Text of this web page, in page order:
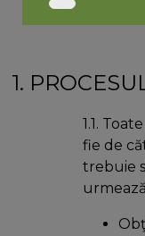
1.
1.1.
fie de
trebuie